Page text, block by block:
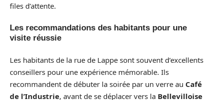
files d’attente.
Les recommandations des habitants pour une
visite réussie
Les habitants de la rue de Lappe sont souvent d’excellents
conseillers pour une expérience mémorable. Ils
recommandent de débuter la soirée par un verre au Café
de l’Industrie, avant de se déplacer vers la Bellevilloise